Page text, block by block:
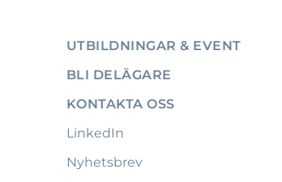
UTBILDNINGAR & EVENT
BLI DELÄGARE
KONTAKTA OSS
LinkedIn
Nyhetsbrev